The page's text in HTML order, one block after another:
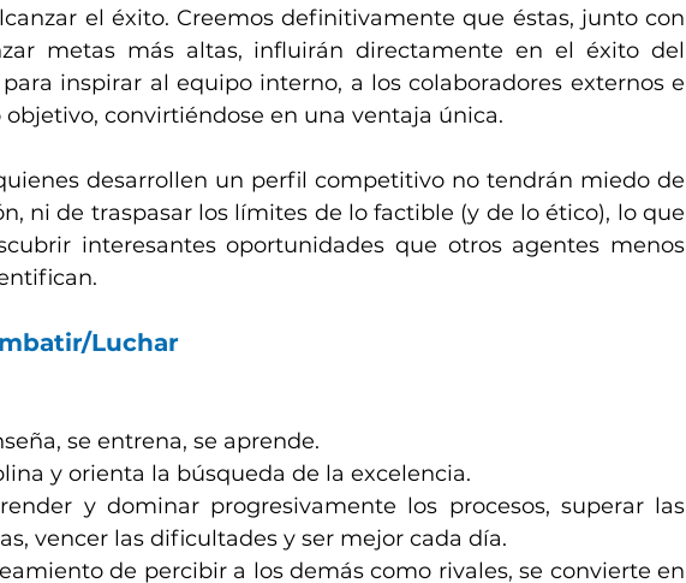
el éxito. Creemos definitivamente que éstas, junto con
metas más altas, influirán directamente en el éxito del
inspirar al equipo interno, a los colaboradores externos e
convirtiéndose en una ventaja única.
desarrollen un perfil competitivo no tendrán miedo de
ni de traspasar los límites de lo factible (y de lo ético), lo que
interesantes oportunidades que otros agentes menos
Luchar
se entrena, se aprende.
y orienta la búsqueda de la excelencia.
y dominar progresivamente los procesos, superar las
vencer las dificultades y ser mejor cada día.
de percibir a los demás como rivales, se convierte en